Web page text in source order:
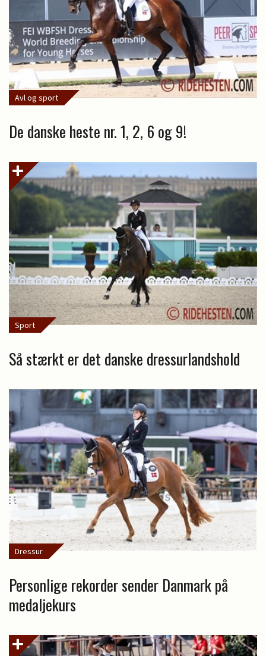
Avl og sport
De danske heste nr. 1, 2, 6 og 9!
Sport
Så stærkt er det danske dressurlandshold
Dressur
Personlige rekorder sender Danmark på
medaljekurs